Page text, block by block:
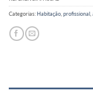
Categorias:Habitação profissional